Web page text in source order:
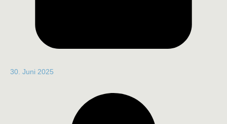
30. Juni 2025